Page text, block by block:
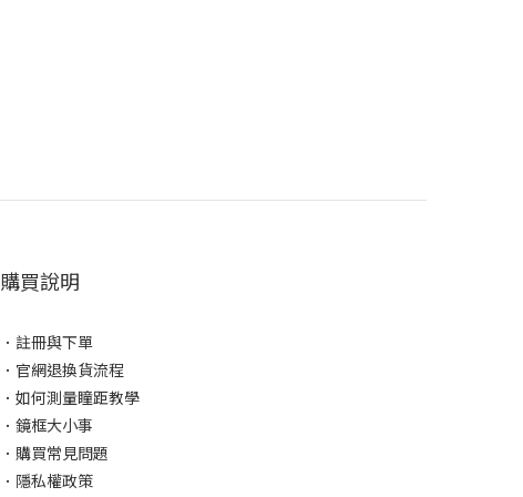
購買說明
． 註冊與下單
． 官網退換貨流程
． 如何測量瞳距教學
． 鏡框大小事
． 購買常見問題
． 隱私權政策